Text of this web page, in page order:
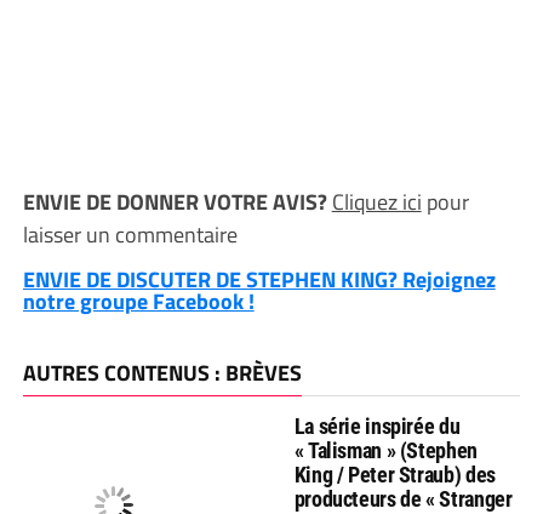
ENVIE DE DONNER VOTRE AVIS?Cliquez ici pour
laisser un commentaire
ENVIE DE DISCUTER DE STEPHEN KING? Rejoignez
notre groupe Facebook !
AUTRES CONTENUS : BRÈVES
La série inspirée du
« Talisman » (Stephen
King / Peter Straub) des
producteurs de « Stranger